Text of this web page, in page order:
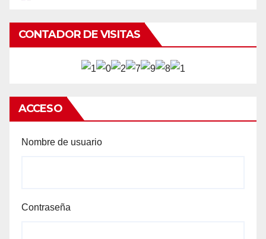
CONTADOR DE VISITAS
ACCESO
Nombre de usuario
Contraseña